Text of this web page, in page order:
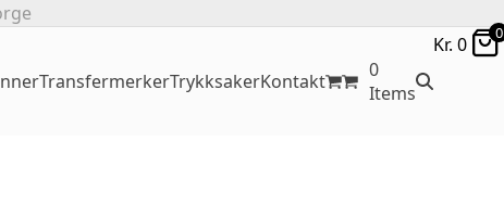
TransfermerkerTrykksakerKontakt
0
Items
Kr. 0 0